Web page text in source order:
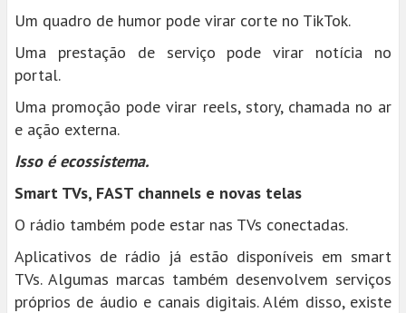
Um quadro de humor pode virar corte no TikTok.
Uma prestação de serviço pode virar notícia no
portal.
Uma promoção pode virar reels, story, chamada no ar
e ação externa.
Isso é ecossistema.
Smart TVs, FAST channels e novas telas
O rádio também pode estar nas TVs conectadas.
Aplicativos de rádio já estão disponíveis em smart
TVs. Algumas marcas também desenvolvem serviços
próprios de áudio e canais digitais. Além disso, existe